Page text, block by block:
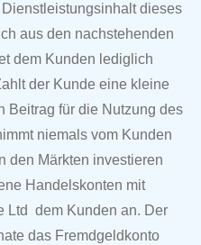
dieses
aus den nachstehenden
dem Kunden lediglich
der Kunde eine kleine
Beitrag für die Nutzung des
niemals vom Kunden
den Märkten investieren
Handelskonten mit
Ltd dem Kunden an. Der
das Fremdgeldkonto